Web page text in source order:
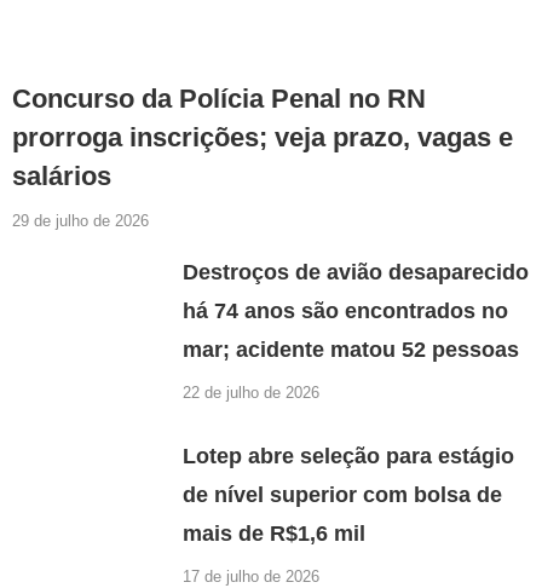
Concurso da Polícia Penal no RN
prorroga inscrições; veja prazo, vagas e
salários
29 de julho de 2026
Destroços de avião desaparecido
há 74 anos são encontrados no
mar; acidente matou 52 pessoas
22 de julho de 2026
Lotep abre seleção para estágio
de nível superior com bolsa de
mais de R$1,6 mil
17 de julho de 2026